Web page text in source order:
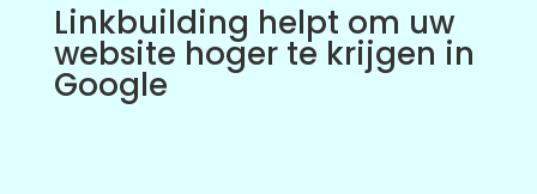
Linkbuilding helpt om uw
website hoger te krijgen in
Google